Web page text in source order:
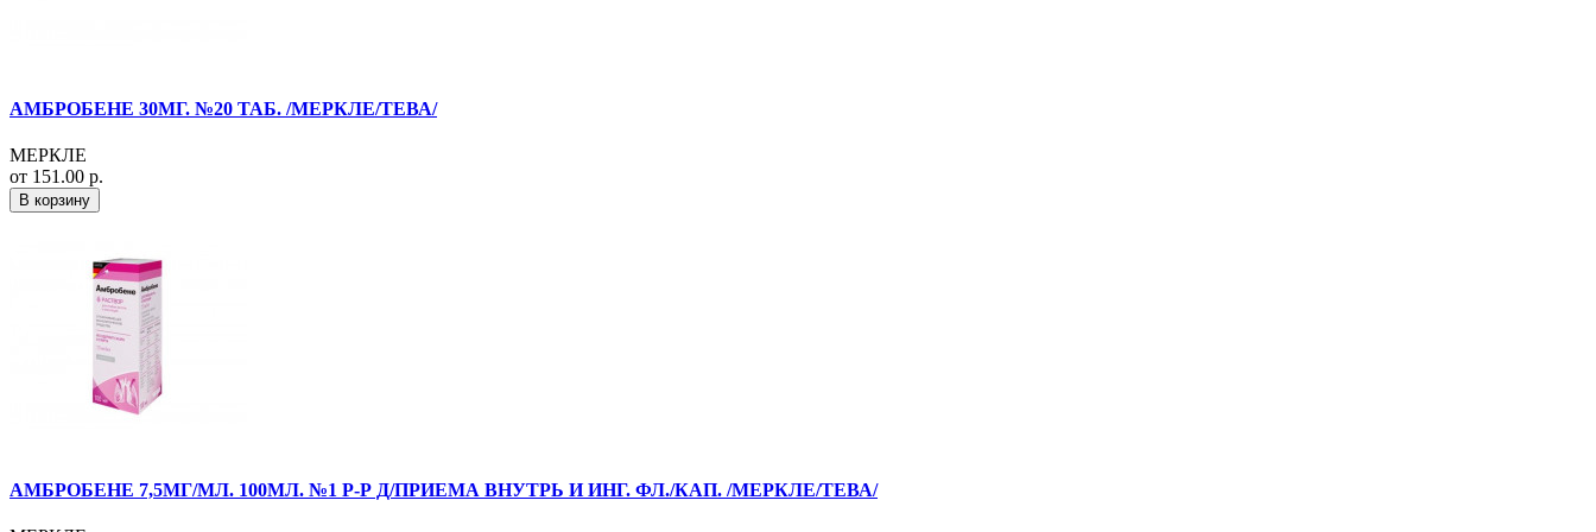
АМБРОБЕНЕ 30МГ. №20 ТАБ. /МЕРКЛЕ/ТЕВА/
МЕРКЛЕ
от 151.00 р.
В корзину
АМБРОБЕНЕ 7,5МГ/МЛ. 100МЛ. №1 Р-Р Д/ПРИЕМА ВНУТРЬ И ИНГ. ФЛ./КАП. /МЕРКЛЕ/ТЕВА/